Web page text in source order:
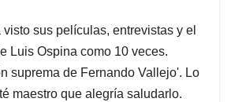
sus películas, entrevistas y el
Luis Ospina como 10 veces.
suprema de Fernando Vallejo'. Lo
maestro que alegría saludarlo.